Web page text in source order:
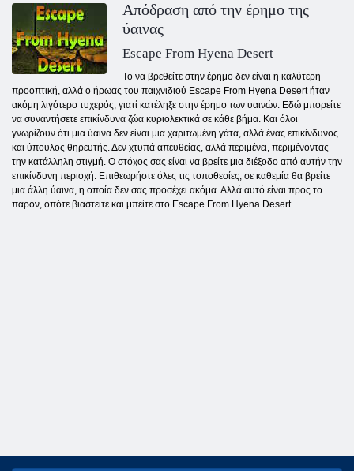
Απόδραση από την έρημο της
ύαινας
Escape From Hyena Desert
Το να βρεθείτε στην έρημο δεν είναι η καλύτερη
προοπτική, αλλά ο ήρωας του παιχνιδιού Escape From Hyena Desert ήταν
ακόμη λιγότερο τυχερός, γιατί κατέληξε στην έρημο των υαινών. Εδώ μπορείτε
να συναντήσετε επικίνδυνα ζώα κυριολεκτικά σε κάθε βήμα. Και όλοι
γνωρίζουν ότι μια ύαινα δεν είναι μια χαριτωμένη γάτα, αλλά ένας επικίνδυνος
και ύπουλος θηρευτής. Δεν χτυπά απευθείας, αλλά περιμένει, περιμένοντας
την κατάλληλη στιγμή. Ο στόχος σας είναι να βρείτε μια διέξοδο από αυτήν την
επικίνδυνη περιοχή. Επιθεωρήστε όλες τις τοποθεσίες, σε καθεμία θα βρείτε
μια άλλη ύαινα, η οποία δεν σας προσέχει ακόμα. Αλλά αυτό είναι προς το
παρόν, οπότε βιαστείτε και μπείτε στο Escape From Hyena Desert.